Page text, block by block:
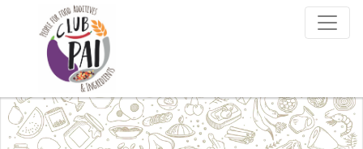
Skip to content